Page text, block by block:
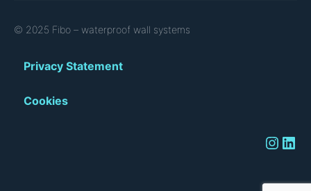
© 2025 Fibo – waterproof wall systems
Privacy Statement
Cookies
Instagram LinkedIn